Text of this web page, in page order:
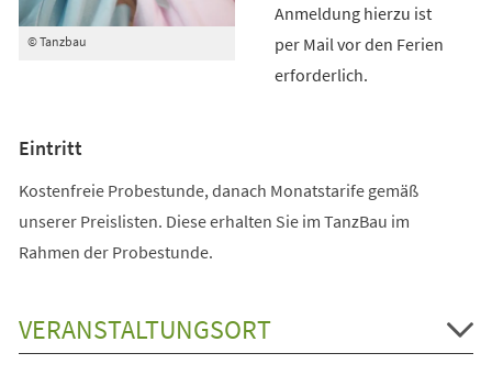
© Tanzbau
Anmeldung hierzu ist
per Mail vor den Ferien
erforderlich.
Eintritt
Kostenfreie Probestunde, danach Monatstarife gemäß
unserer Preislisten. Diese erhalten Sie im TanzBau im
Rahmen der Probestunde.
VERANSTALTUNGSORT